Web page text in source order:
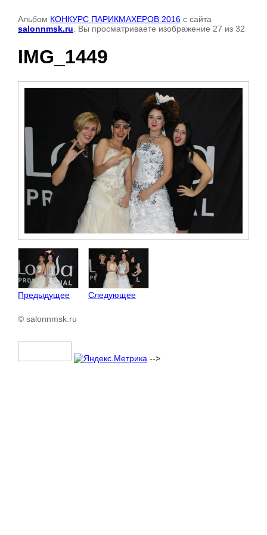
Альбом КОНКУРС ПАРИКМАХЕРОВ 2016 с сайта
salonnmsk.ru . Вы просматриваете изображение 27 из 32
IMG_1449
Предыдущее Следующее
© salonnmsk.ru
-->